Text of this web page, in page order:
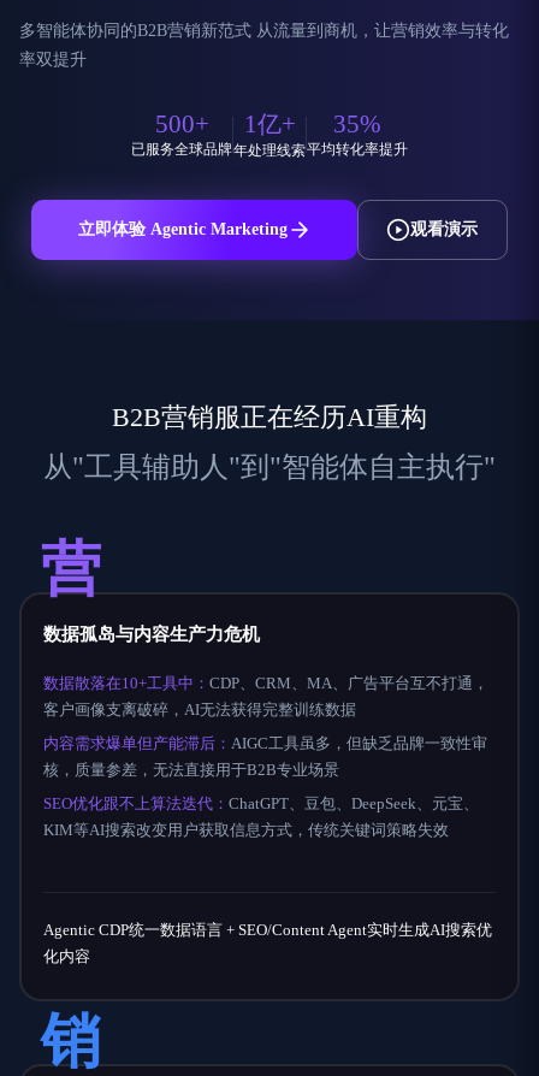
多智能体协同的B2B营销新范式 从流量到商机，让营销效率与转化
率双提升
500+
已服务全球品牌
1亿+
年处理线索
35%
平均转化率提升
立即体验 Agentic Marketing 观看演示
B2B营销服正在经历AI重构
从"工具辅助人"到"智能体自主执行"
营
数据孤岛与内容生产力危机
数据散落在10+工具中： CDP、CRM、MA、广告平台互不打通，
客户画像支离破碎，AI无法获得完整训练数据
内容需求爆单但产能滞后： AIGC工具虽多，但缺乏品牌一致性审
核，质量参差，无法直接用于B2B专业场景
SEO优化跟不上算法迭代： ChatGPT、豆包、DeepSeek、元宝、
KIM等AI搜索改变用户获取信息方式，传统关键词策略失效
Agentic CDP统一数据语言 + SEO/Content Agent实时生成AI搜索优
化内容
销